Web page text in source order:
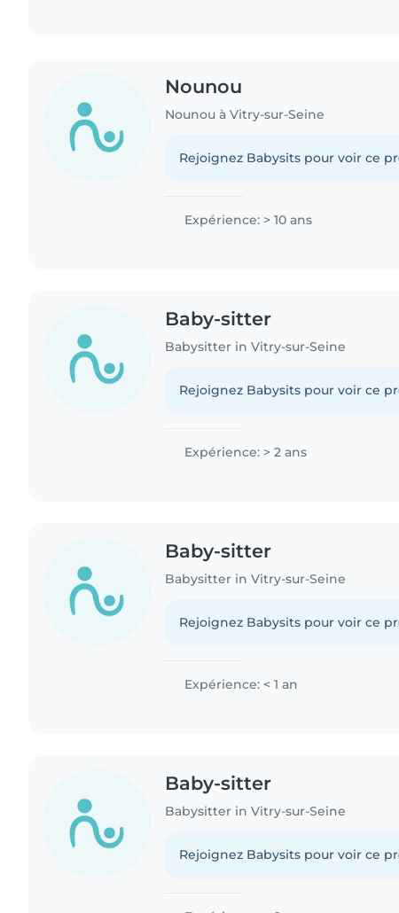
Nounou
Nounou à Vitry-sur-Seine
Rejoignez Babysits pour voir ce
Expérience: > 10 ans
Baby-sitter
Babysitter in Vitry-sur-Seine
Rejoignez Babysits pour voir ce
Expérience: > 2 ans
Baby-sitter
Babysitter in Vitry-sur-Seine
Rejoignez Babysits pour voir ce
Expérience: < 1 an
Baby-sitter
Babysitter in Vitry-sur-Seine
Rejoignez Babysits pour voir ce